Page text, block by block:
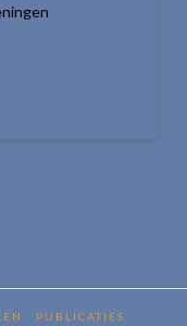
PUBLICATIES